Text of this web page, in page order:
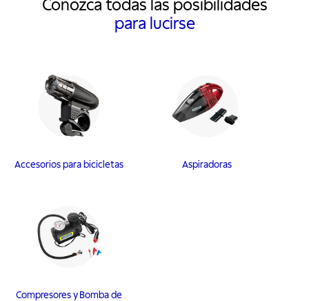
Conozca todas las posibilidades
para lucirse
Accesorios para bicicletas Aspiradoras
Compresores y Bomba de